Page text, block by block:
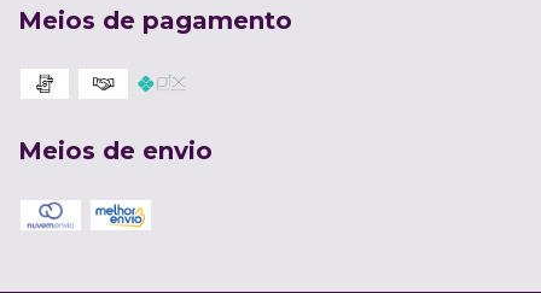
Meios de pagamento
Meios de envio